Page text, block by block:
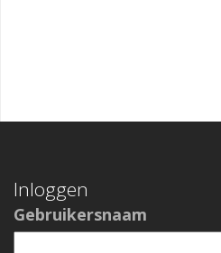
Inloggen
Gebruikersnaam